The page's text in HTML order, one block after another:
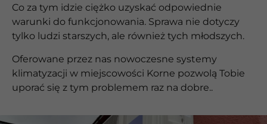
Co za tym idzie ciężko uzyskać odpowiednie
warunki do funkcjonowania. Sprawa nie dotyczy
tylko ludzi starszych, ale również tych młodszych.
Oferowane przez nas nowoczesne systemy
klimatyzacji w miejscowości Korne pozwolą Tobie
uporać się z tym problemem raz na dobre..